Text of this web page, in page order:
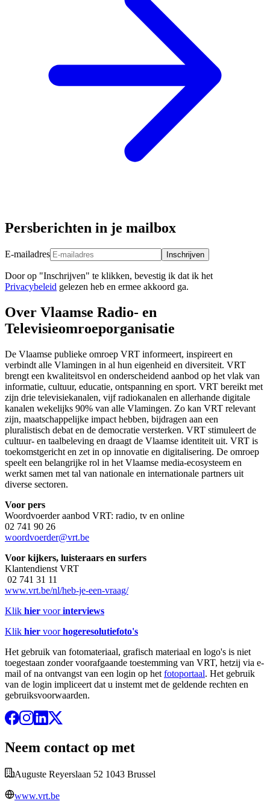
Persberichten in je mailbox
E-mailadres Inschrijven
Door op "Inschrijven" te klikken, bevestig ik dat ik het
Privacybeleid gelezen heb en ermee akkoord ga.
Over Vlaamse Radio- en
Televisieomroeporganisatie
De Vlaamse publieke omroep VRT informeert, inspireert en
verbindt alle Vlamingen in al hun eigenheid en diversiteit. VRT
brengt een kwaliteitsvol en onderscheidend aanbod op het vlak van
informatie, cultuur, educatie, ontspanning en sport. VRT bereikt met
zijn drie televisiekanalen, vijf radiokanalen en allerhande digitale
kanalen wekelijks 90% van alle Vlamingen. Zo kan VRT relevant
zijn, maatschappelijke impact hebben, bijdragen aan een
pluralistisch debat en de democratie versterken. VRT stimuleert de
cultuur- en taalbeleving en draagt de Vlaamse identiteit uit. VRT is
toekomstgericht en zet in op innovatie en digitalisering. De omroep
speelt een belangrijke rol in het Vlaamse media-ecosysteem en
werkt samen met tal van nationale en internationale partners uit
diverse sectoren.
Voor pers
Woordvoerder aanbod VRT: radio, tv en online
02 741 90 26
woordvoerder@vrt.be
Voor kijkers, luisteraars en surfers
Klantendienst VRT
02 741 31 11
www.vrt.be/nl/heb-je-een-vraag/
Klik hier voorinterviews
Klik hier voorhogeresolutiefoto's
Het gebruik van fotomateriaal, grafisch materiaal en logo's is niet
toegestaan zonder voorafgaande toestemming van VRT, hetzij via e-
mail of na ontvangst van een login op het fotoportaal. Het gebruik
van de login impliceert dat u instemt met de geldende rechten en
gebruiksvoorwaarden.
Neem contact op met
Auguste Reyerslaan 52 1043 Brussel
www.vrt.be